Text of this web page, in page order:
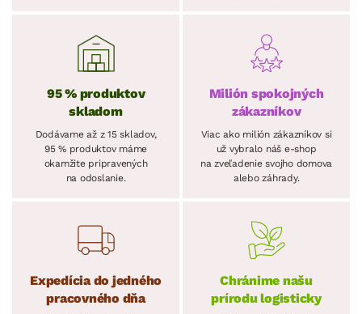
95 % produktov
skladom
Dodávame až z 15 skladov,
95 % produktov máme
okamžite pripravených
na odoslanie.
Milión spokojných
zákazníkov
Viac ako milión zákazníkov si
už vybralo náš e-shop
na zveľadenie svojho domova
alebo záhrady.
Expedícia do jedného
pracovného dňa
Chránime našu
prírodu logisticky